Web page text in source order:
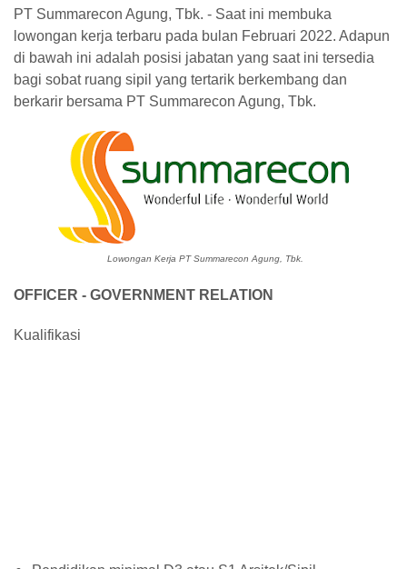
PT Summarecon Agung, Tbk. - Saat ini membuka
lowongan kerja terbaru pada bulan Februari 2022. Adapun
di bawah ini adalah posisi jabatan yang saat ini tersedia
bagi sobat ruang sipil yang tertarik berkembang dan
berkarir bersama PT Summarecon Agung, Tbk.
Lowongan Kerja PT Summarecon Agung, Tbk.
OFFICER - GOVERNMENT RELATION
Kualifikasi